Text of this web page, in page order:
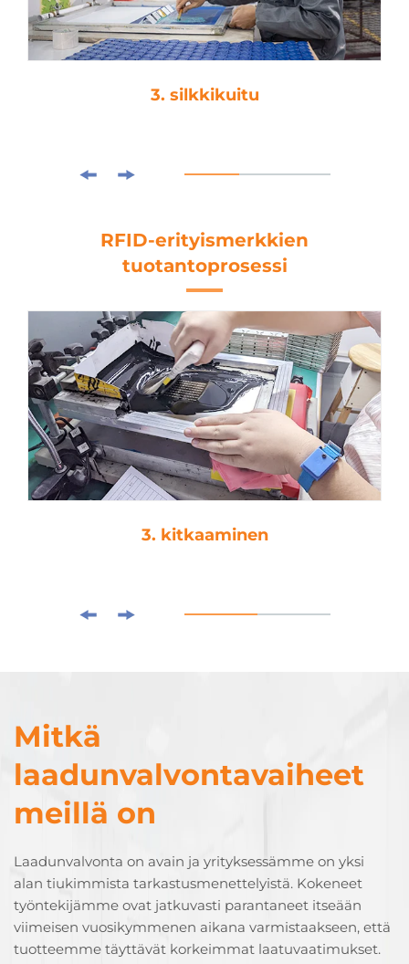
3. silkkikuitu
RFID-erityismerkkien
tuotantoprosessi
3. kitkaaminen
Mitkä
laadunvalvontavaiheet
meillä on
Laadunvalvonta on avain ja yrityksessämme on yksi
alan tiukimmista tarkastusmenettelyistä. Kokeneet
työntekijämme ovat jatkuvasti parantaneet itseään
viimeisen vuosikymmenen aikana varmistaakseen, että
tuotteemme täyttävät korkeimmat laatuvaatimukset.